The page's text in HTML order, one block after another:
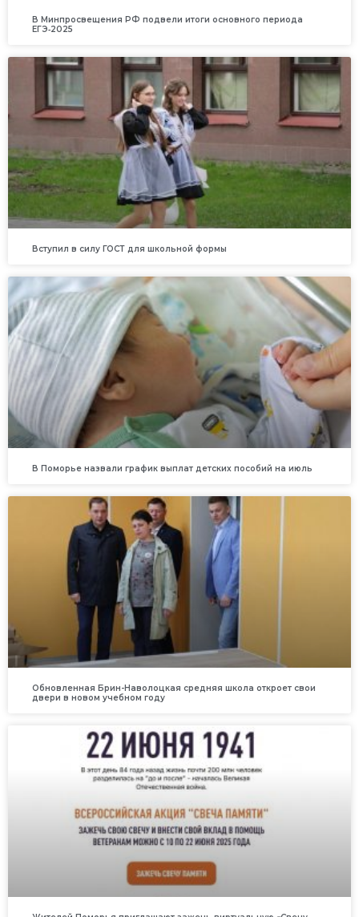
В Минпросвещения РФ подвели итоги основного периода
ЕГЭ‑2025
Вступил в силу ГОСТ для школьной формы
В Поморье назвали график выплат детских пособий на июль
Обновленная Брин-Наволоцкая средняя школа откроет свои
двери в новом учебном году